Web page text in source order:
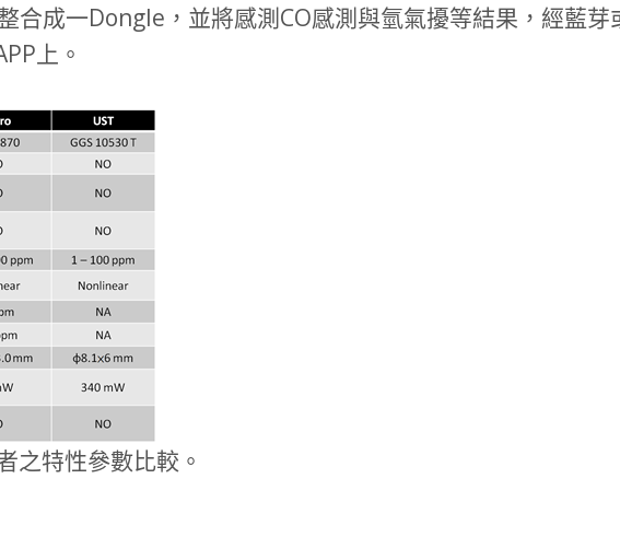
合成一Dongle，並將感測CO感測與氫氣擾等結果，經藍
上。
之特性參數比較。